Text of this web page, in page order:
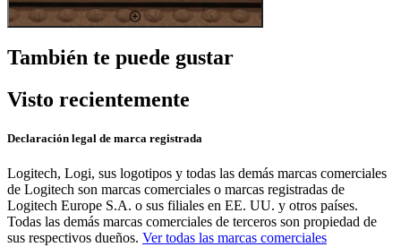
También te puede gustar
Visto recientemente
Declaración legal de marca registrada
Logitech, Logi, sus logotipos y todas las demás marcas comerciales
de Logitech son marcas comerciales o marcas registradas de
Logitech Europe S.A. o sus filiales en EE. UU. y otros países.
Todas las demás marcas comerciales de terceros son propiedad de
sus respectivos dueños. Ver todas las marcas comerciales